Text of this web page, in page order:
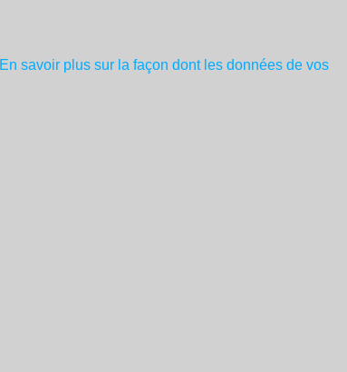
En savoir plus sur la façon dont les données de vos